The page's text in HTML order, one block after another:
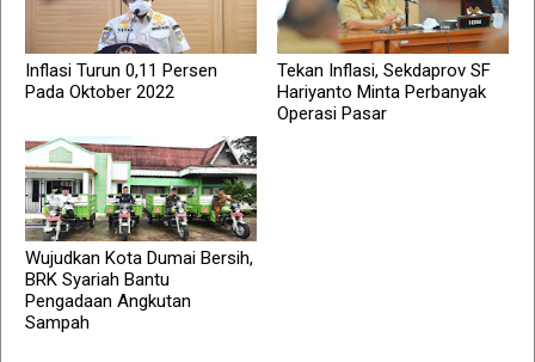
Inflasi Turun 0,11 Persen
Pada Oktober 2022
Tekan Inflasi, Sekdaprov SF
Hariyanto Minta Perbanyak
Operasi Pasar
Wujudkan Kota Dumai Bersih,
BRK Syariah Bantu
Pengadaan Angkutan
Sampah